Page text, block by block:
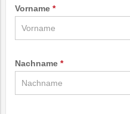
Vorname
Nachname